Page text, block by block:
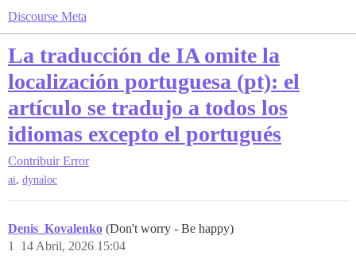
Discourse Meta
La traducción de IA omite la
localización portuguesa (pt): el
artículo se tradujo a todos los
idiomas excepto el portugués
Contribuir Error
ai, dynaloc
Denis_Kovalenko (Don't worry - Be happy)
14 Abril, 2026 15:04
1